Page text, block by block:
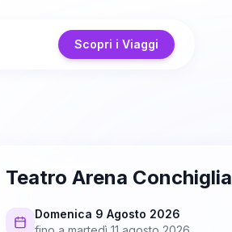
Scopri i Viaggi
Teatro Arena Conchiglia
Domenica 9 Agosto 2026